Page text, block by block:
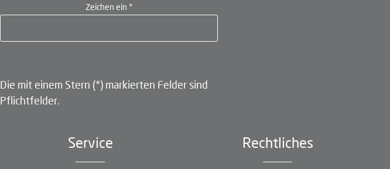
Zeichen ein *
Die mit einem Stern (*) markierten Felder sind
Pflichtfelder.
Service Rechtliches